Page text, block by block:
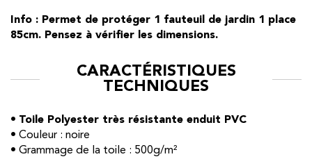
Info : Permet de protéger 1 fauteuil de jardin 1 place
85cm. Pensez à vérifier les dimensions.
CARACTÉRISTIQUES
TECHNIQUES
• Toile Polyester très résistante enduit PVC
• Couleur : noire
• Grammage de la toile : 500g/m²